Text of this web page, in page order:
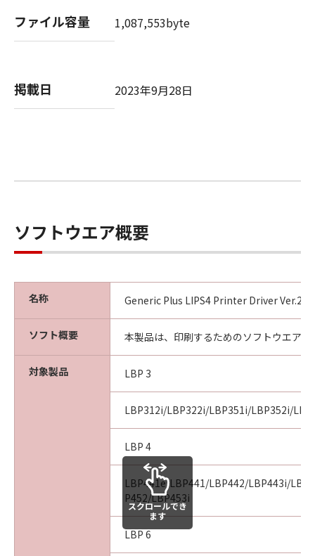
ファイル容量 1,087,553byte
掲載日 2023年9月28日
ソフトウエア概要
名称 Generic Plus LIPS4 Printer Driver
ソフト概要 本製品は、印刷するためのソフトウエアで
対象製品 LBP 3
LBP312i/LBP322i/LBP351i/LBP352i/
LBP 4
LBP441e/LBP441/LBP442/LBP443i/
P452/LBP453i
LBP 6
スクロールでき
ます